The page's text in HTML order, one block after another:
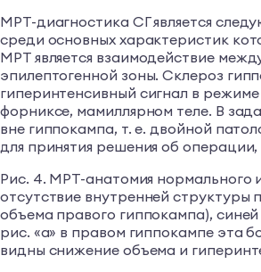
МРТ-диагностика СГ является
среди основных характеристик
МРТ является взаимодействие
эпилептогенной зоны. Склероз
гиперинтенсивный сигнал в
форниксе, мамиллярном теле. В
вне гиппокампа, т. е. двойной
для принятия решения об
Рис. 4. МРТ-анатомия нормального
отсутствие внутренней
объема правого гиппокампа),
рис. «а» в правом гиппокампе эта
видны снижение объема и